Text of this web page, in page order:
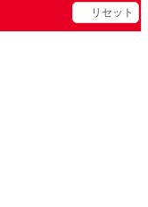
リセット